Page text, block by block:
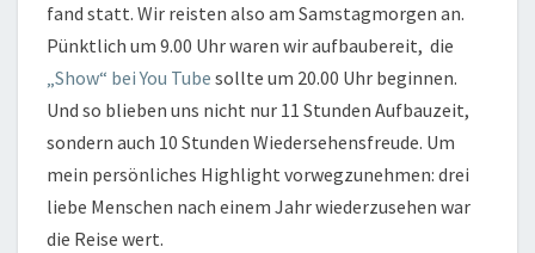
fand statt. Wir reisten also am Samstagmorgen an.
Pünktlich um 9.00 Uhr waren wir aufbaubereit, die
„Show“ bei You Tube sollte um 20.00 Uhr beginnen.
Und so blieben uns nicht nur 11 Stunden Aufbauzeit,
sondern auch 10 Stunden Wiedersehensfreude. Um
mein persönliches Highlight vorwegzunehmen: drei
liebe Menschen nach einem Jahr wiederzusehen war
die Reise wert.